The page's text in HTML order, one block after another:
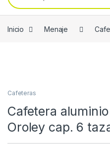
Inicio Menaje
Cafeteras
Cafetera
Oroley cap. 6